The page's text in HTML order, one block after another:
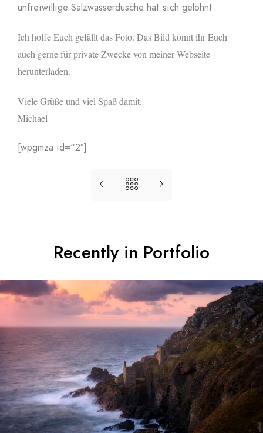
unfreiwillige Salzwasserdusche hat sich gelohnt.
Ich hoffe Euch gefällt das Foto. Das Bild könnt ihr Euch
auch gerne für private Zwecke von meiner Webseite
herunterladen.
Viele Grüße und viel Spaß damit.
Michael
[wpgmza id=“2″]
Recently in Portfolio